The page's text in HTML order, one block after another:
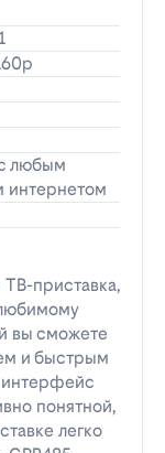
любым
приставка,
вы сможете
и быстрым
понятной,
легко